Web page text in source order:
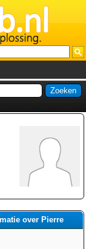
over Pierre